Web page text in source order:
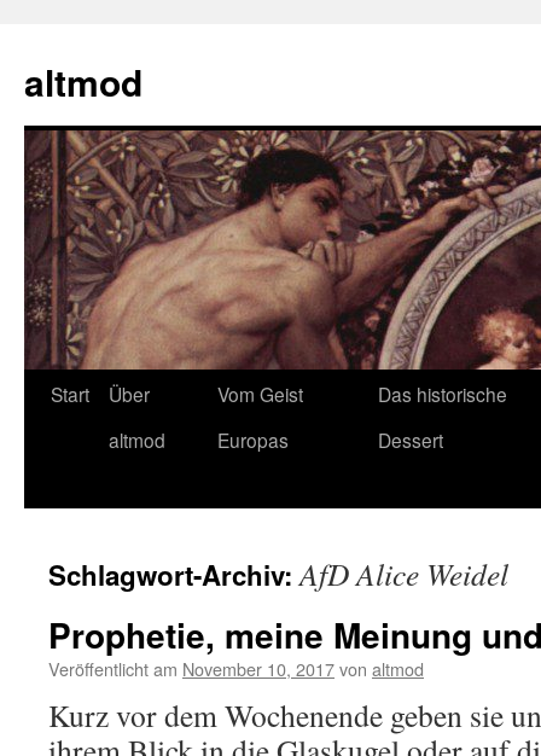
springen
altmod
Start
Über
altmod
Vom Geist
Europas
Das historische
Dessert
Schlagwort-Archiv:AfD Alice Weidel
Prophetie, meine Meinung
Veröffentlicht am November 10, 2017von altmod
Kurz vor dem Wochenende geben sie